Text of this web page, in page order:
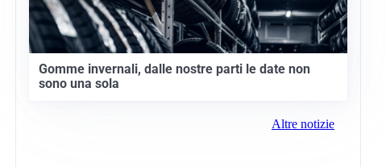
Gomme invernali, dalle nostre parti le date non
sono una sola
Altre notizie